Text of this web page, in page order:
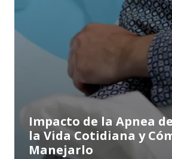
Impacto de la Apnea
la Vida Cotidiana y
Manejarlo